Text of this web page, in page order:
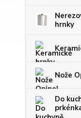
hrnky
Nože
Do